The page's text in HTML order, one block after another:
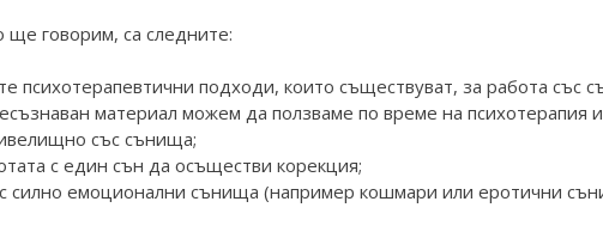
ще говорим, са следните:
психотерапевтични подходи, които съществуват, за работа със
материал можем да ползваме по време на психотерапия
със сънища;
с един сън да осъществи корекция;
силно емоционални сънища (например кошмари или еротични